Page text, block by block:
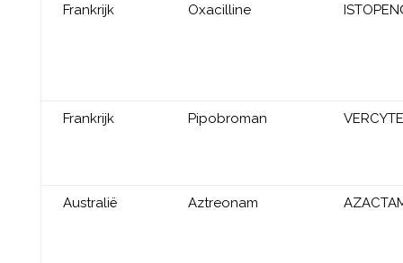
Frankrijk Oxacilline
Frankrijk Pipobroman
Australië Aztreonam